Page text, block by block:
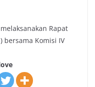
melaksanakan Rapat
bersama Komisi IV